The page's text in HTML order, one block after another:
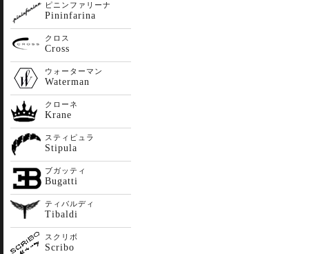
ピニンファリーナ
Pininfarina
クロス
Cross
ウォーターマン
Waterman
クローネ
Krane
スティピュラ
Stipula
ブガッティ
Bugatti
ティバルディ
Tibaldi
スクリボ
Scribo